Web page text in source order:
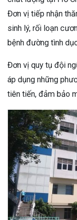
Đơn vị tiếp nhận
sinh lý, rối loạn
bệnh đường tình
Đơn vị quy tụ đội
áp dụng những
tiên tiến, đảm bảo